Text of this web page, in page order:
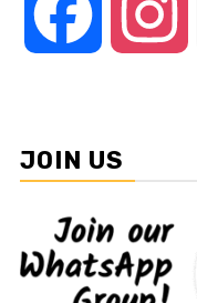
Facebook
JOIN US